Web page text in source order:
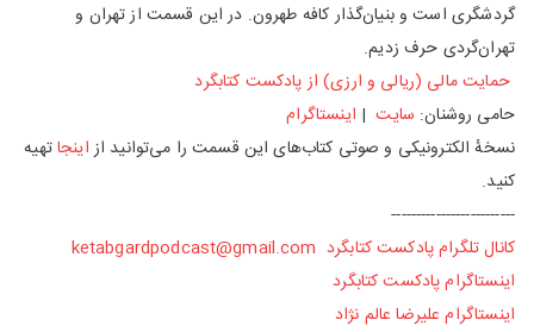
گردشگری است و بنیان‌گذار کافه طهرون. در این قسمت از تهران و
تهران‌گردی حرف زدیم.
حمایت مالی (ریالی و ارزی) از پادکست کتابگرد
حامی روشنان: سایت | اینستاگرام
نسخهٔ الکترونیکی و صوتی کتاب‌های این قسمت را می‌توانید ازاینجاتهیه
کنید.
-------------------------
کانال تلگرام پادکست کتابگرد ketabgardpodcast@gmail.com
اینستاگرام پادکست کتابگرد
اینستاگرام علیرضا عالم نژاد